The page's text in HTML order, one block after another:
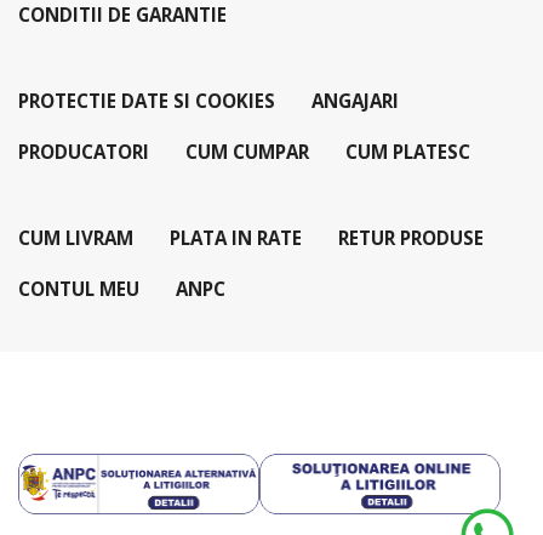
CONDITII DE GARANTIE
PROTECTIE DATE SI COOKIES ANGAJARI
PRODUCATORI CUM CUMPAR CUM PLATESC
CUM LIVRAM PLATA IN RATE RETUR PRODUSE
CONTUL MEU ANPC